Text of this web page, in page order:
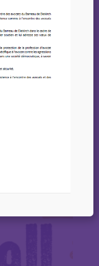
droits